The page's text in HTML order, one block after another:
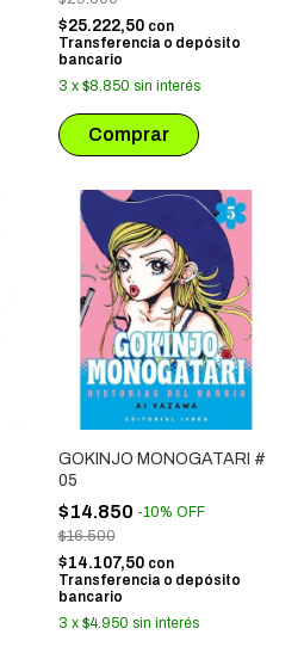
$25.222,50 con
Transferencia o depósito
bancario
3 x $8.850 sin interés
GOKINJO MONOGATARI #
05
$14.850 -10% OFF
$16.500
$14.107,50 con
Transferencia o depósito
bancario
3 x $4.950 sin interés